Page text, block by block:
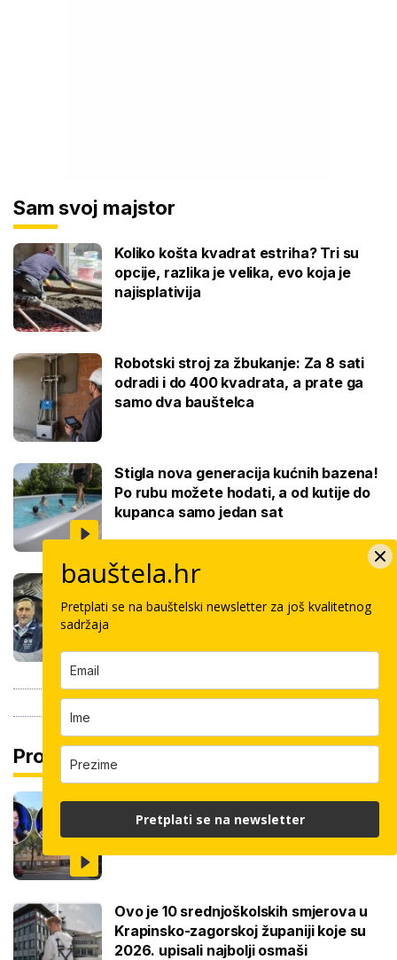
Sam svoj majstor
Koliko košta kvadrat estriha? Tri su
opcije, razlika je velika, evo koja je
najisplativija
Robotski stroj za žbukanje: Za 8 sati
odradi i do 400 kvadrata, a prate ga
samo dva bauštelca
Stigla nova generacija kućnih bazena!
Po rubu možete hodati, a od kutije do
kupanca samo jedan sat
Koliko košta keramičar za kvadrat
pločica: Cijenu određuju površina,
Pročitaj još
Ovo je 5 mana života u studentskom
domu na koje se svaki brucoš mora
naviknuti
Ovo je 10 srednjoškolskih smjerova u
Krapinsko-zagorskoj županiji koje su
2026. upisali najbolji osmaši
bauštela.hr
Pretplati se na bauštelski newsletter za još kvalitetnog
sadržaja
Pretplati se na newsletter